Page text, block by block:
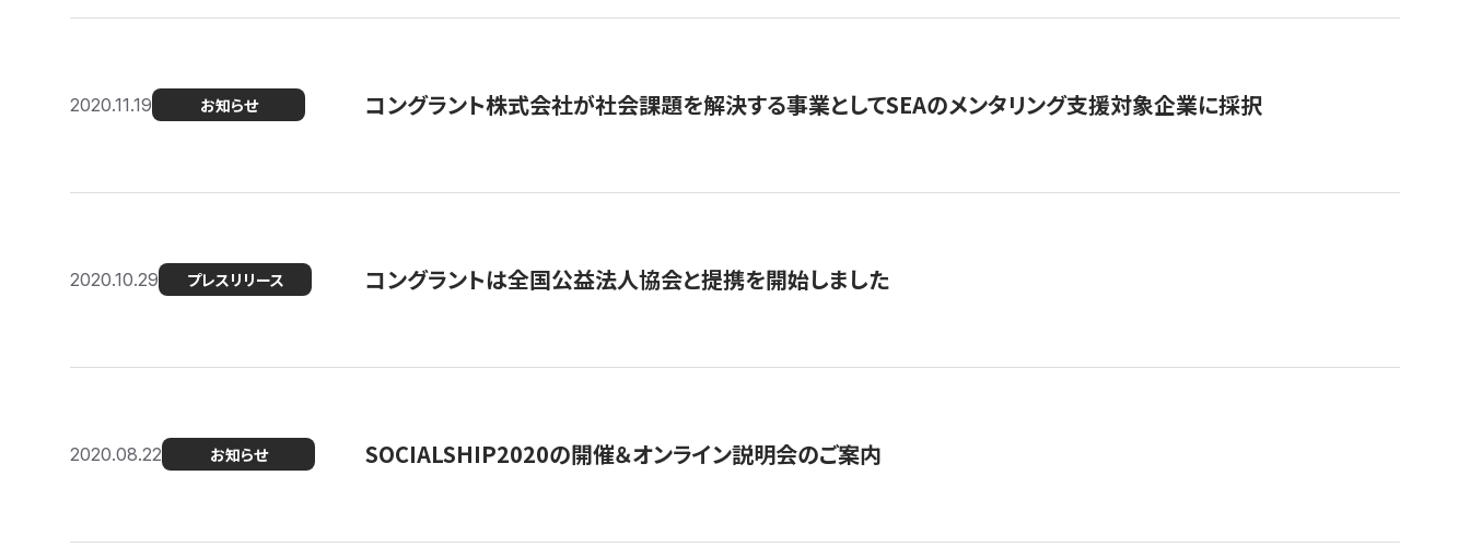
2020.11.19 お知らせ コングラント株式会社が社会課題を解決する事業としてSEAのメンタリング支援対象企業に採択
2020.10.29 プレスリリース コングラントは全国公益法人協会と提携を開始しました
2020.08.22 お知らせ SOCIALSHIP2020の開催＆オンライン説明会のご案内